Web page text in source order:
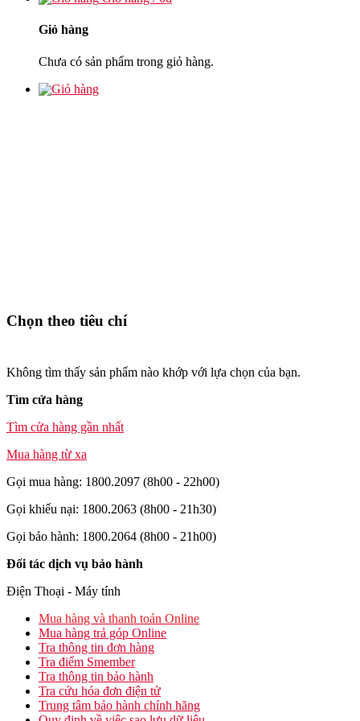
Giỏ hàng
Chưa có sản phẩm trong giỏ hàng.
Chọn theo tiêu chí
Không tìm thấy sản phẩm nào khớp với lựa chọn của bạn.
Tìm cửa hàng
Tìm cửa hàng gần nhất
Mua hàng từ xa
Gọi mua hàng: 1800.2097 (8h00 - 22h00)
Gọi khiếu nại: 1800.2063 (8h00 - 21h30)
Gọi bảo hành: 1800.2064 (8h00 - 21h00)
Đối tác dịch vụ bảo hành
Điện Thoại - Máy tính
Mua hàng và thanh toán Online
Mua hàng trả góp Online
Tra thông tin đơn hàng
Tra điểm Smember
Tra thông tin bảo hành
Tra cứu hóa đơn điện tử
Trung tâm bảo hành chính hãng